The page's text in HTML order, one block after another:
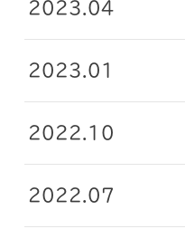
2023.04
2023.01
2022.10
2022.07